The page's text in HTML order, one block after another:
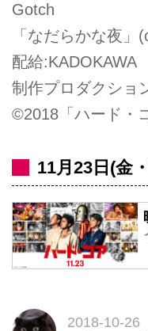
Gotch
「なだらかな夜
配給:KADOKAWA
制作プロダクショ
©2018「ハード・
11月23日(金
2018-10-26